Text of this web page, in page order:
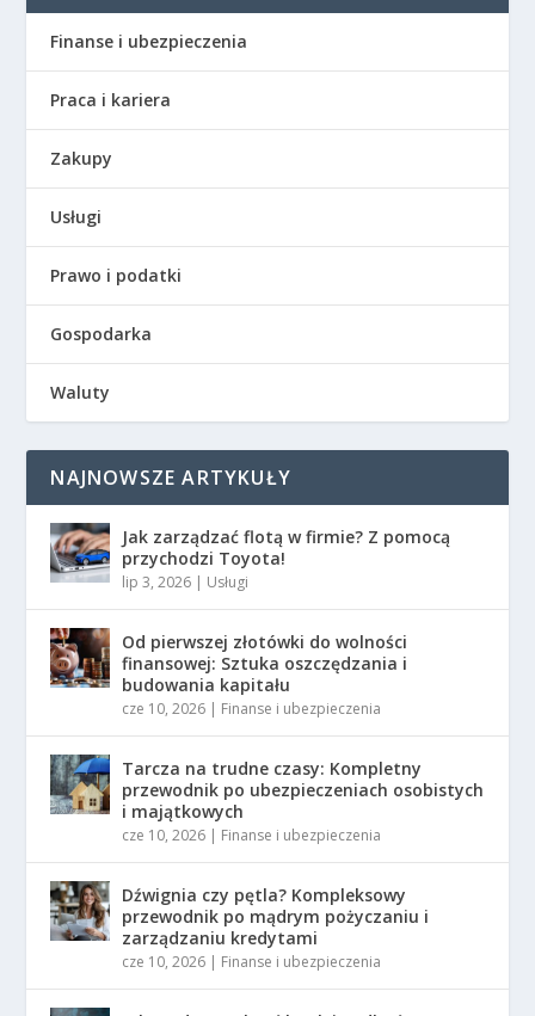
Finanse i ubezpieczenia
Praca i kariera
Zakupy
Usługi
Prawo i podatki
Gospodarka
Waluty
NAJNOWSZE ARTYKUŁY
Jak zarządzać flotą w firmie? Z pomocą
przychodzi Toyota!
lip 3, 2026 | Usługi
Od pierwszej złotówki do wolności
finansowej: Sztuka oszczędzania i
budowania kapitału
cze 10, 2026 | Finanse i ubezpieczenia
Tarcza na trudne czasy: Kompletny
przewodnik po ubezpieczeniach osobistych
i majątkowych
cze 10, 2026 | Finanse i ubezpieczenia
Dźwignia czy pętla? Kompleksowy
przewodnik po mądrym pożyczaniu i
zarządzaniu kredytami
cze 10, 2026 | Finanse i ubezpieczenia